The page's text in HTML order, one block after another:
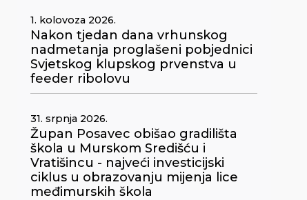
1. kolovoza 2026.
Nakon tjedan dana vrhunskog
nadmetanja proglašeni pobjednici
Svjetskog klupskog prvenstva u
feeder ribolovu
31. srpnja 2026.
Župan Posavec obišao gradilišta
škola u Murskom Središću i
Vratišincu - najveći investicijski
ciklus u obrazovanju mijenja lice
međimurskih škola